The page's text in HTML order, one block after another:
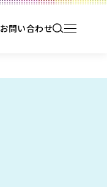
お問い合わせ